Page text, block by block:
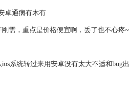
卓通病有木有
需，重点是价格便宜啊，丢了也不心疼~
系统转过来用安卓没有太大不适和bug出